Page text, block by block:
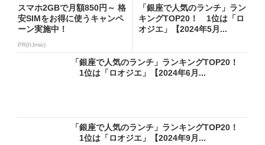
スマホ2GBで月額850円～ 格
安SIMをお得に使うキャンペ
ーン実施中！
PR(IIJmio)
「銀座で人気のランチ」ラン
キングTOP20！ 1位は「ロ
オジエ」【2024年5月...
「銀座で人気のランチ」ランキングTOP20！
1位は「ロオジエ」【2024年6月...
「銀座で人気のランチ」ランキングTOP20！
1位は「ロオジエ」【2024年9月...